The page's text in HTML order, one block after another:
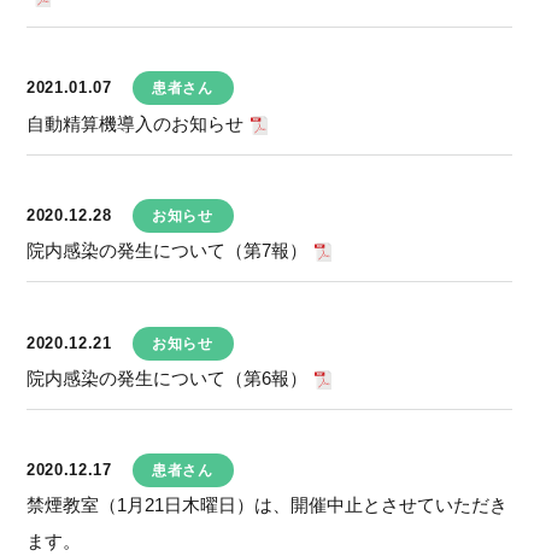
2021.01.07 患者さん
自動精算機導入のお知らせ
2020.12.28 お知らせ
院内感染の発生について（第7報）
2020.12.21 お知らせ
院内感染の発生について（第6報）
2020.12.17 患者さん
禁煙教室（1月21日木曜日）は、開催中止とさせていただき
ます。